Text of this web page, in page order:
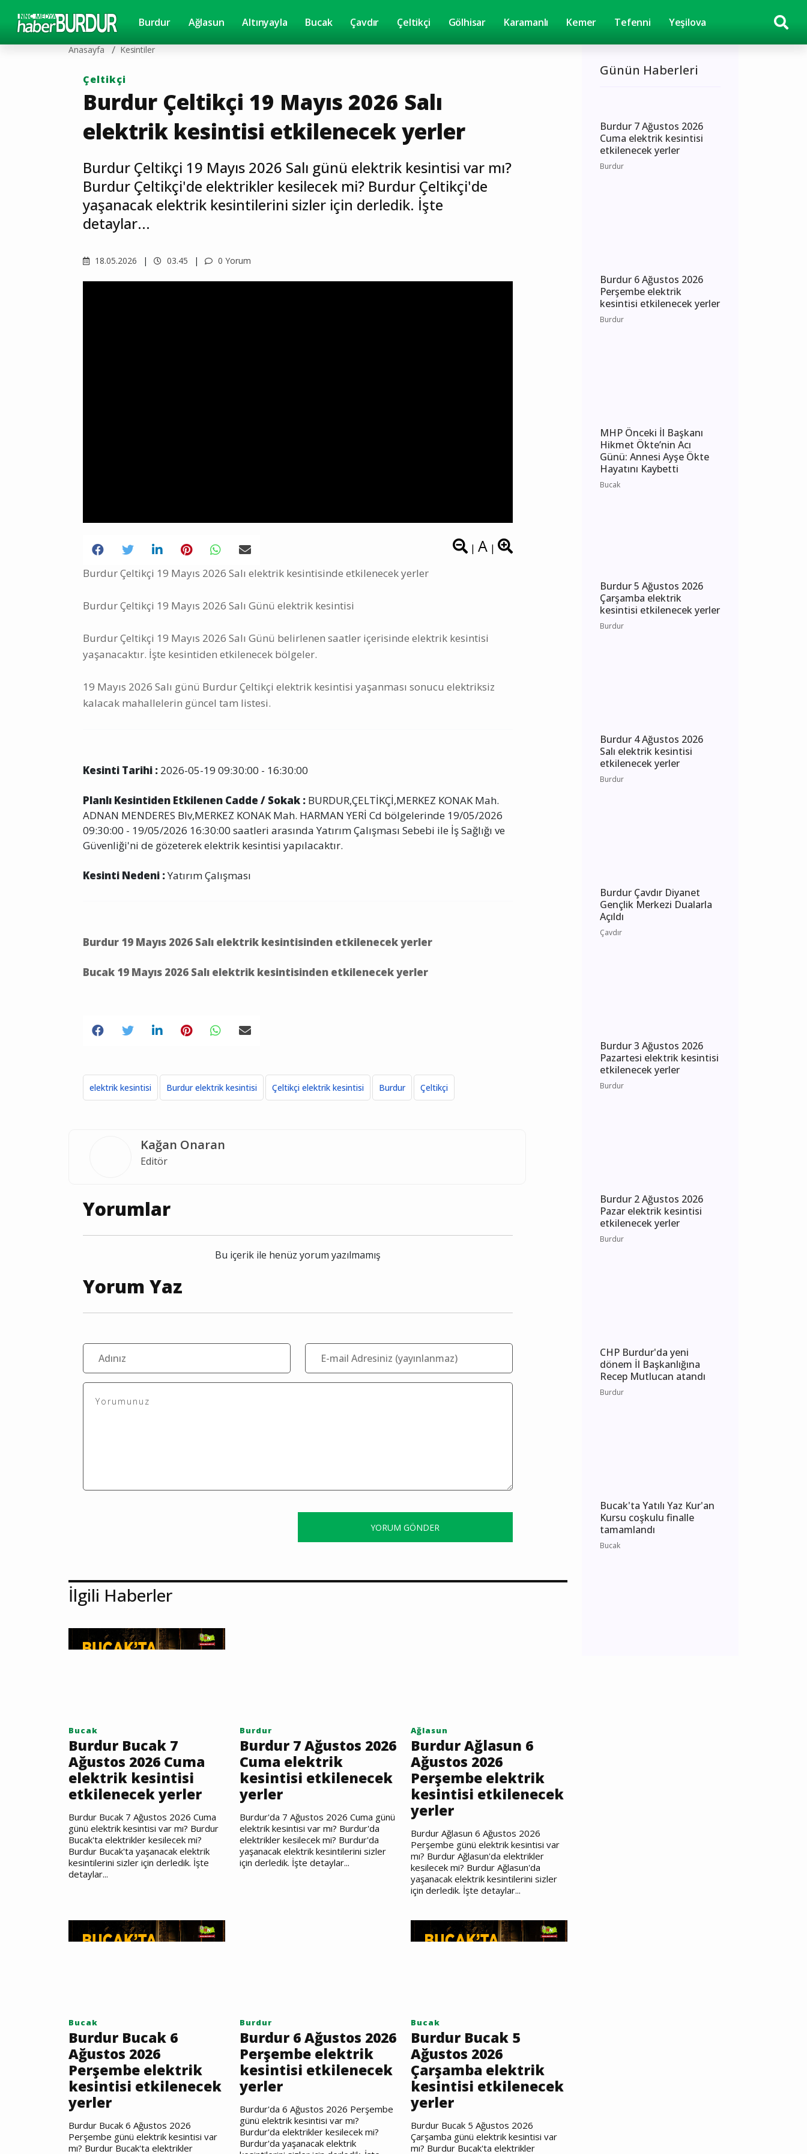
Burdur Ağlasun Altınyayla Bucak Çavdır Çeltikçi Gölhisar Karamanlı Kemer Tefenni Yeşilova
Anasayfa Kesintiler
Çeltikçi
Burdur Çeltikçi 19 Mayıs 2026 Salı
elektrik kesintisi etkilenecek yerler
Burdur Çeltikçi 19 Mayıs 2026 Salı günü elektrik kesintisi var mı?
Burdur Çeltikçi'de elektrikler kesilecek mi? Burdur Çeltikçi'de
yaşanacak elektrik kesintilerini sizler için derledik. İşte
detaylar...
18.05.2026 03.45 0 Yorum
| A|
Burdur Çeltikçi 19 Mayıs 2026 Salı elektrik kesintisinde etkilenecek yerler
Burdur Çeltikçi 19 Mayıs 2026 Salı Günü elektrik kesintisi
Burdur Çeltikçi 19 Mayıs 2026 Salı Günü belirlenen saatler içerisinde elektrik kesintisi
yaşanacaktır. İşte kesintiden etkilenecek bölgeler.
19 Mayıs 2026 Salı günü Burdur Çeltikçi elektrik kesintisi yaşanması sonucu elektriksiz
kalacak mahallelerin güncel tam listesi.
Kesinti Tarihi : 2026-05-19 09:30:00 - 16:30:00
Planlı Kesintiden Etkilenen Cadde / Sokak : BURDUR,ÇELTİKÇİ,MERKEZ KONAK Mah.
ADNAN MENDERES Blv,MERKEZ KONAK Mah. HARMAN YERİ Cd bölgelerinde 19/05/2026
09:30:00 - 19/05/2026 16:30:00 saatleri arasında Yatırım Çalışması Sebebi ile İş Sağlığı ve
Güvenliği'ni de gözeterek elektrik kesintisi yapılacaktır.
Kesinti Nedeni :Yatırım Çalışması
Burdur 19 Mayıs 2026 Salı elektrik kesintisinden etkilenecek yerler
Bucak 19 Mayıs 2026 Salı elektrik kesintisinden etkilenecek yerler
elektrik kesintisi Burdur elektrik kesintisi Çeltikçi elektrik kesintisi Burdur Çeltikçi
Kağan Onaran
Editör
Yorumlar
Bu içerik ile henüz yorum yazılmamış
Yorum Yaz
YORUM GÖNDER
İlgili Haberler
Bucak
Burdur Bucak 7
Ağustos 2026 Cuma
elektrik kesintisi
etkilenecek yerler
Burdur Bucak 7 Ağustos 2026 Cuma
günü elektrik kesintisi var mı? Burdur
Bucak'ta elektrikler kesilecek mi?
Burdur Bucak'ta yaşanacak elektrik
kesintilerini sizler için derledik. İşte
detaylar...
Burdur
Burdur 7 Ağustos 2026
Cuma elektrik
kesintisi etkilenecek
yerler
Burdur'da 7 Ağustos 2026 Cuma günü
elektrik kesintisi var mı? Burdur'da
elektrikler kesilecek mi? Burdur'da
yaşanacak elektrik kesintilerini sizler
için derledik. İşte detaylar...
Ağlasun
Burdur Ağlasun 6
Ağustos 2026
Perşembe elektrik
kesintisi etkilenecek
yerler
Burdur Ağlasun 6 Ağustos 2026
Perşembe günü elektrik kesintisi var
mı? Burdur Ağlasun'da elektrikler
kesilecek mi? Burdur Ağlasun'da
yaşanacak elektrik kesintilerini sizler
için derledik. İşte detaylar...
Bucak
Burdur Bucak 6
Ağustos 2026
Perşembe elektrik
kesintisi etkilenecek
yerler
Burdur Bucak 6 Ağustos 2026
Perşembe günü elektrik kesintisi var
mı? Burdur Bucak'ta elektrikler
Burdur
Burdur 6 Ağustos 2026
Perşembe elektrik
kesintisi etkilenecek
yerler
Burdur'da 6 Ağustos 2026 Perşembe
günü elektrik kesintisi var mı?
Burdur'da elektrikler kesilecek mi?
Burdur'da yaşanacak elektrik
Bucak
Burdur Bucak 5
Ağustos 2026
Çarşamba elektrik
kesintisi etkilenecek
yerler
Burdur Bucak 5 Ağustos 2026
Çarşamba günü elektrik kesintisi var
mı? Burdur Bucak'ta elektrikler
Günün Haberleri